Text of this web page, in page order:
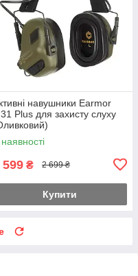
навушники Earmor
Plus для захисту слуху
599 ₴ 2 699 ₴
Купити